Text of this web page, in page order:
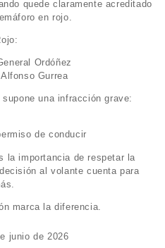
quede claramente acreditado
en rojo.
Ordóñez
Gurrea
una infracción grave:
de conducir
la importancia de respetar la
al volante cuenta para
marca la diferencia.
junio de 2026